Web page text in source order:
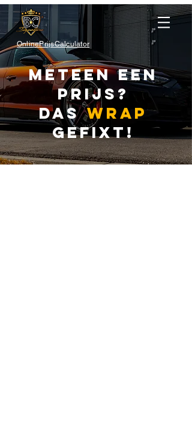
OnlinePrijsCalculator
METEEN EEN
PRIJS?
DASWRAP
GEFIXT!